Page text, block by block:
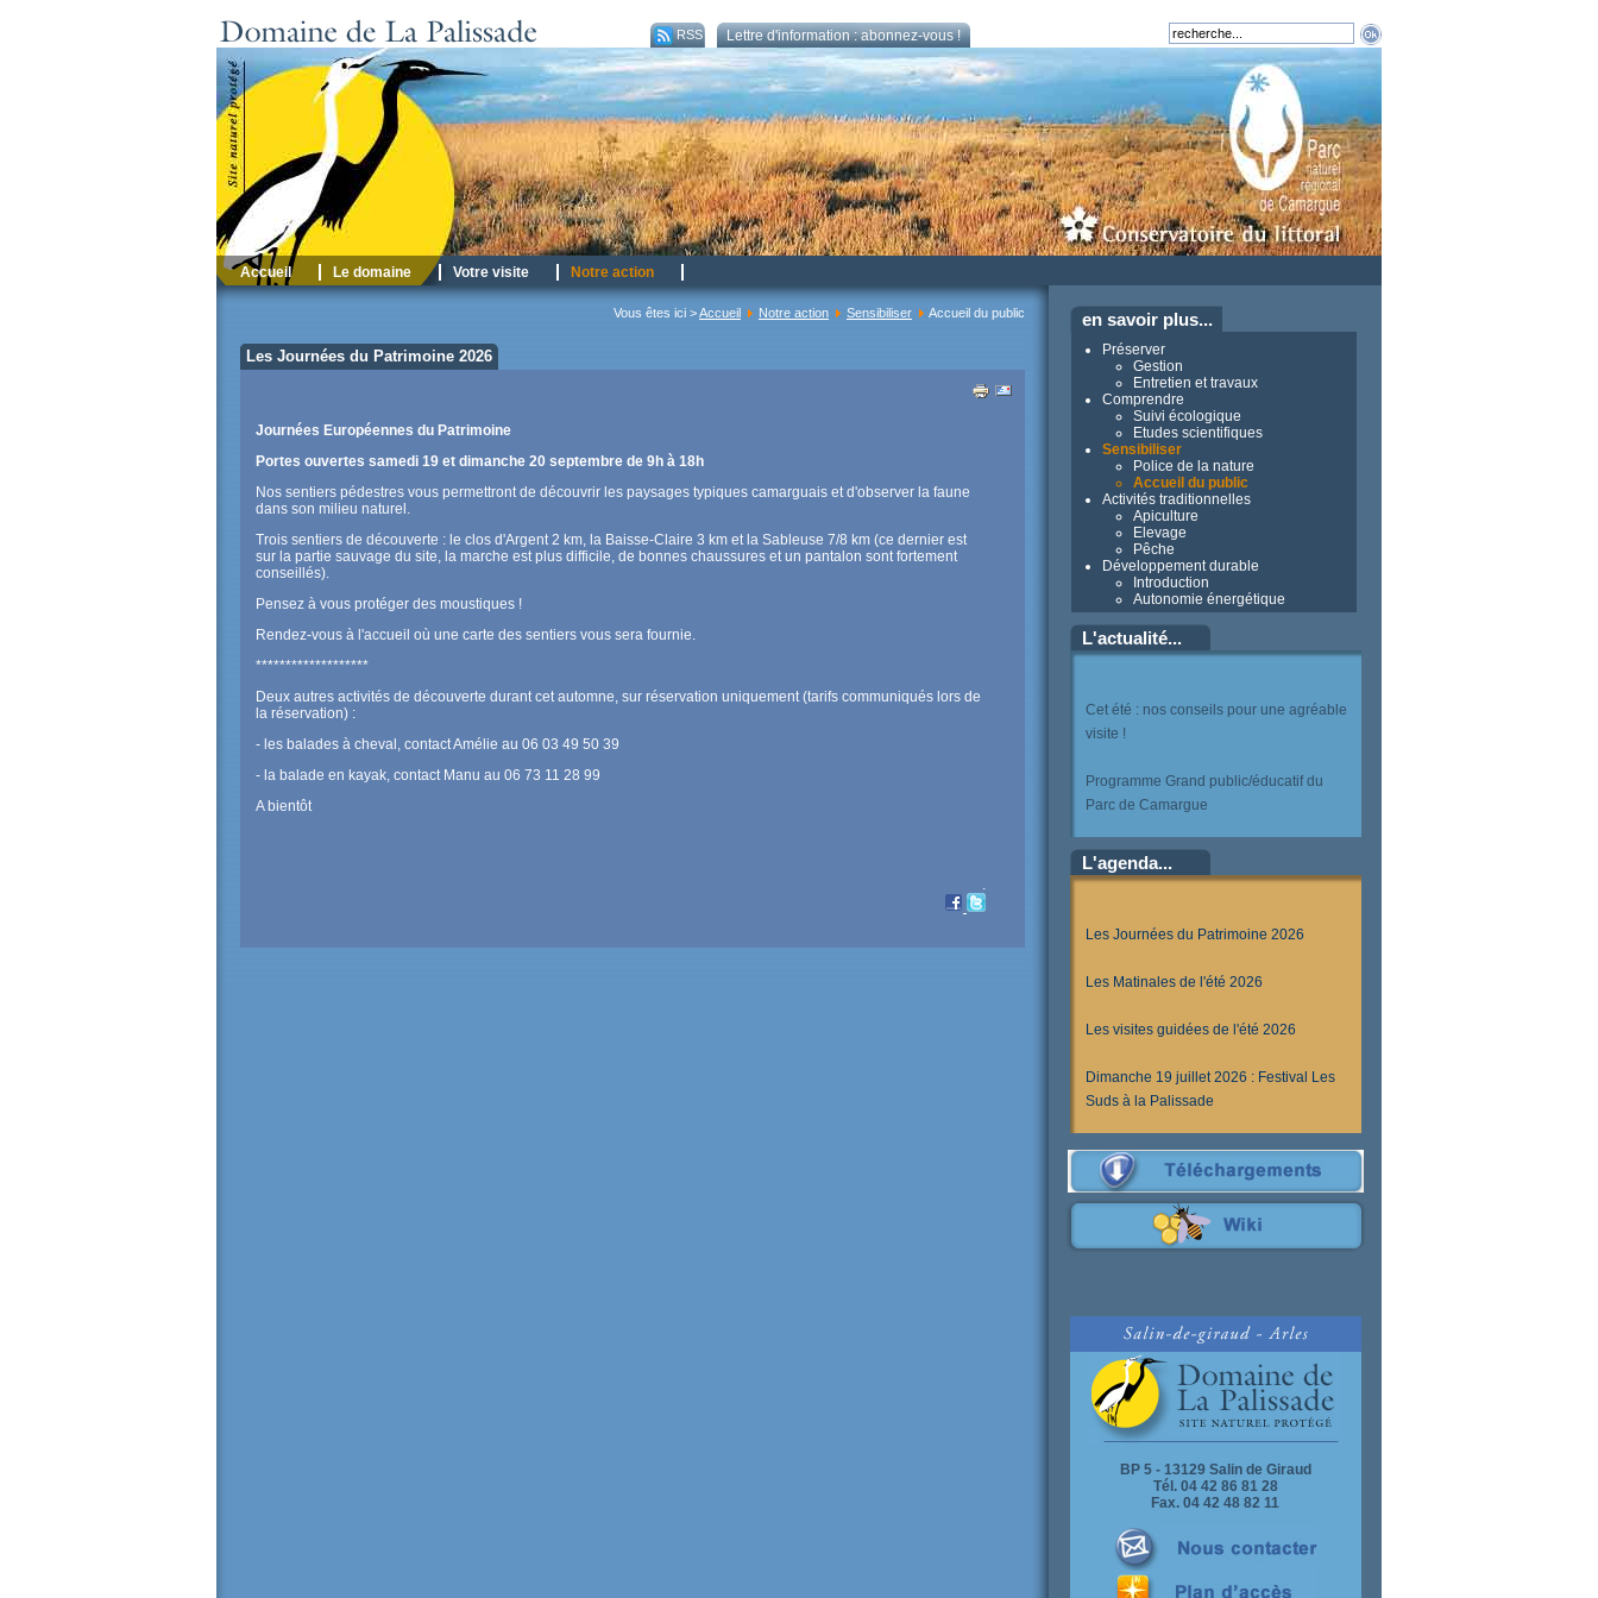
RSS Lettre d'information : abonnez-vous !
Accueil Le domaine Votre visite Notre action
Vous êtes ici >Accueil Notre action Sensibiliser Accueil du public
Les Journées du Patrimoine 2026
Journées Européennes du Patrimoine
Portes ouvertes samedi 19 et dimanche 20 septembre de 9h à 18h
Nos sentiers pédestres vous permettront de découvrir les paysages typiques camarguais et d'observer la faune
dans son milieu naturel.
Trois sentiers de découverte : le clos d'Argent 2 km, la Baisse-Claire 3 km et la Sableuse 7/8 km (ce dernier est
sur la partie sauvage du site, la marche est plus difficile, de bonnes chaussures et un pantalon sont fortement
conseillés).
Pensez à vous protéger des moustiques !
Rendez-vous à l'accueil où une carte des sentiers vous sera fournie.
*******************
Deux autres activités de découverte durant cet automne, sur réservation uniquement (tarifs communiqués lors de
la réservation) :
- les balades à cheval, contact Amélie au 06 03 49 50 39
- la balade en kayak, contact Manu au 06 73 11 28 99
A bientôt
.
en savoir plus...
Préserver
Gestion
Entretien et travaux
Comprendre
Suivi écologique
Etudes scientifiques
Sensibiliser
Police de la nature
Accueil du public
Activités traditionnelles
Apiculture
Elevage
Pêche
Développement durable
Introduction
Autonomie énergétique
L'actualité...
Cet été : nos conseils pour une agréable
visite !
Programme Grand public/éducatif du
Parc de Camargue
L'agenda...
Les Journées du Patrimoine 2026
Les Matinales de l'été 2026
Les visites guidées de l'été 2026
Dimanche 19 juillet 2026 : Festival Les
Suds à la Palissade
BP 5 - 13129 Salin de Giraud
Tél. 04 42 86 81 28
Fax. 04 42 48 82 11